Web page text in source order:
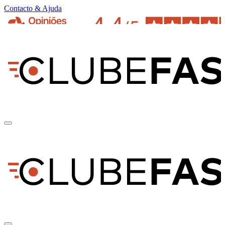
Contacto & Ajuda